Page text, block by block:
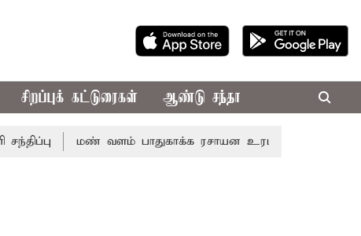
சிறப்புக் கட்டுரைகள் ஆண்டு சந்தா
மண் வளம் பாதுகாக்க ரசாயன உரம் பயன்பாட்டை தவிர்க்க